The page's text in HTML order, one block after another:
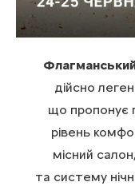
дійсно
що пропонує
рівень
місний
та систему